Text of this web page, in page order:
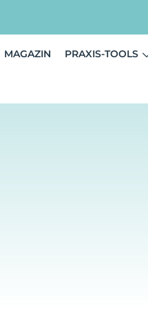
MAGAZIN PRAXIS-TOOLS